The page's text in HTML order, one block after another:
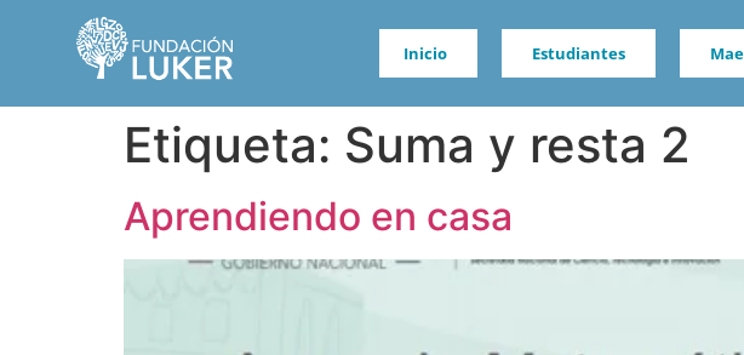
Inicio Estudiantes
Etiqueta: Suma y resta 2
Aprendiendo en casa